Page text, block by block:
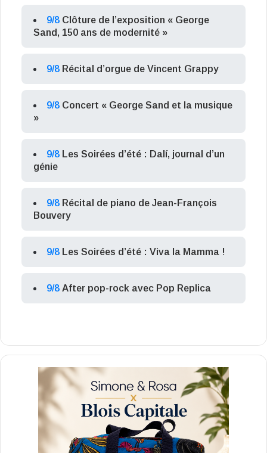
9/8 Clôture de l’exposition « George
Sand, 150 ans de modernité »
9/8 Récital d’orgue de Vincent Grappy
9/8 Concert « George Sand et la musique
»
9/8 Les Soirées d’été : Dalí, journal d’un
génie
9/8 Récital de piano de Jean-François
Bouvery
9/8 Les Soirées d’été : Viva la Mamma !
9/8 After pop-rock avec Pop Replica